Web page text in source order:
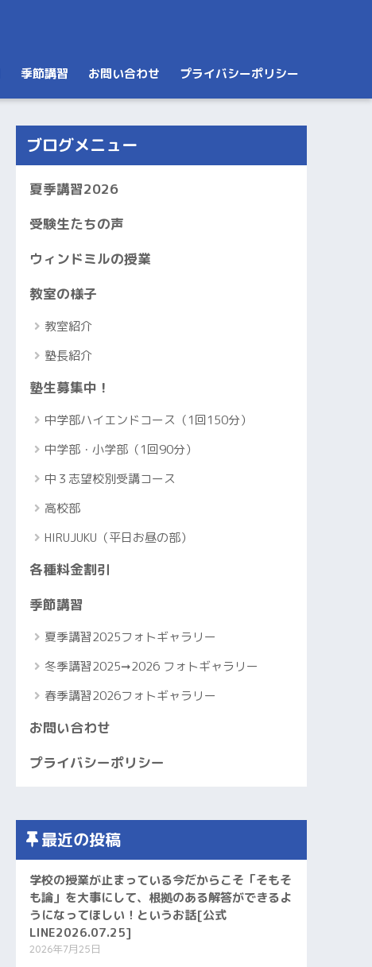
季節講習 お問い合わせ プライバシーポリシー
ブログメニュー
夏季講習2026
受験生たちの声
ウィンドミルの授業
教室の様子
教室紹介
塾長紹介
塾生募集中！
中学部ハイエンドコース（1回150分）
中学部・小学部（1回90分）
中３志望校別受講コース
高校部
HIRUJUKU（平日お昼の部）
各種料金割引
季節講習
夏季講習2025フォトギャラリー
冬季講習2025➞2026 フォトギャラリー
春季講習2026フォトギャラリー
お問い合わせ
プライバシーポリシー
最近の投稿
学校の授業が止まっている今だからこそ「そもそ
も論」を大事にして、根拠のある解答ができるよ
うになってほしい！というお話[公式
LINE2026.07.25]
2026年7月25日